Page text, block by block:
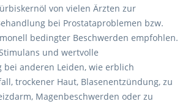
von vielen Ärzten zur
bei Prostataproblemen bzw.
bedingter Beschwerden empfohlen.
und wertvolle
bei anderen Leiden, wie erblich
trockener Haut, Blasenentzündung, zu
Magenbeschwerden oder zu